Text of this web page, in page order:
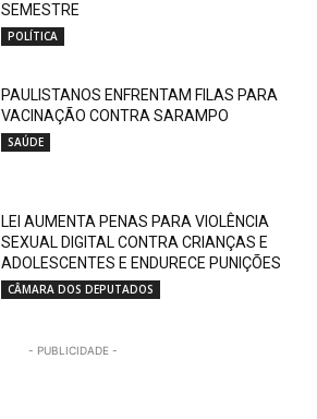
SEMESTRE
POLÍTICA
PAULISTANOS ENFRENTAM FILAS PARA
VACINAÇÃO CONTRA SARAMPO
SAÚDE
LEI AUMENTA PENAS PARA VIOLÊNCIA
SEXUAL DIGITAL CONTRA CRIANÇAS E
ADOLESCENTES E ENDURECE PUNIÇÕES
CÂMARA DOS DEPUTADOS
- PUBLICIDADE -